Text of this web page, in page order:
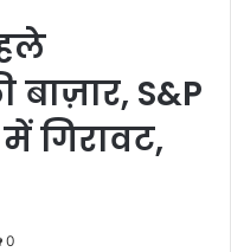
S&P
गिरावट,
0